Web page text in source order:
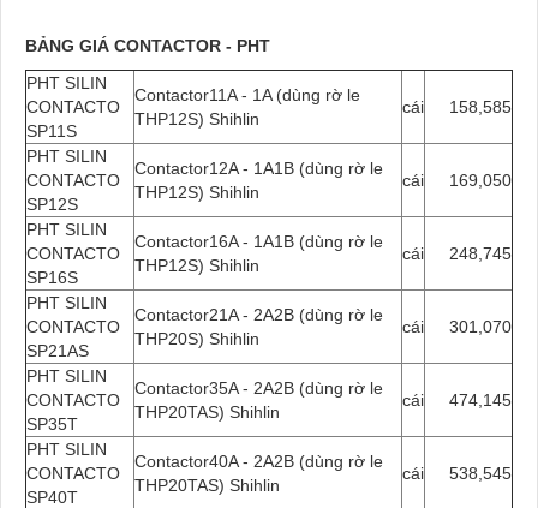
BẢNG GIÁ CONTACTOR - PHT
PHT SILIN
CONTACTO
SP11S
Contactor11A - 1A (dùng rờ le
THP12S) Shihlin
cái 158,585
PHT SILIN
CONTACTO
SP12S
Contactor12A - 1A1B (dùng rờ le
THP12S) Shihlin
cái 169,050
PHT SILIN
CONTACTO
SP16S
Contactor16A - 1A1B (dùng rờ le
THP12S) Shihlin
cái 248,745
PHT SILIN
CONTACTO
SP21AS
Contactor21A - 2A2B (dùng rờ le
THP20S) Shihlin
cái 301,070
PHT SILIN
CONTACTO
SP35T
Contactor35A - 2A2B (dùng rờ le
THP20TAS) Shihlin
cái 474,145
PHT SILIN
CONTACTO
SP40T
Contactor40A - 2A2B (dùng rờ le
THP20TAS) Shihlin
cái 538,545